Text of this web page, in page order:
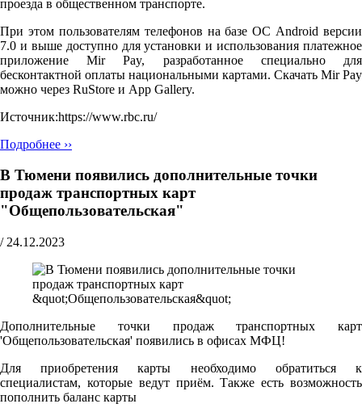
проезда в общественном транспорте.
При этом пользователям телефонов на базе ОС Android версии
7.0 и выше доступно для установки и использования платежное
приложение Mir Pay, разработанное специально для
бесконтактной оплаты национальными картами. Скачать Mir Pay
можно через RuStore и App Gallery.
Источник:https://www.rbc.ru/
Подробнее ››
В Тюмени появились дополнительные точки
продаж транспортных карт
"Общепользовательская"
/ 24.12.2023
Дополнительные точки продаж транспортных карт
'Общепользовательская' появились в офисах МФЦ!
Для приобретения карты необходимо обратиться к
специалистам, которые ведут приём. Также есть возможность
пополнить баланс карты